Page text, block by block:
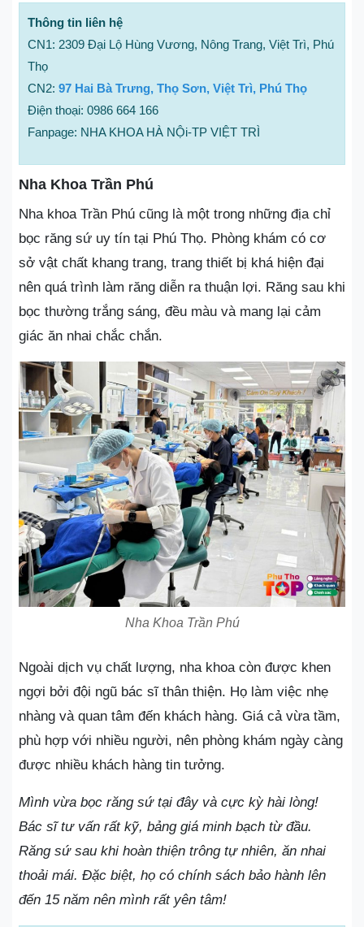
Thông tin liên hệ
CN1: 2309 Đại Lộ Hùng Vương, Nông Trang, Việt Trì, Phú
Thọ
CN2: 97 Hai Bà Trưng, Thọ Sơn, Việt Trì, Phú Thọ
Điện thoại: 0986 664 166
Fanpage: NHA KHOA HÀ NỘi-TP VIỆT TRÌ
Nha Khoa Trần Phú
Nha khoa Trần Phú cũng là một trong những địa chỉ
bọc răng sứ uy tín tại Phú Thọ. Phòng khám có cơ
sở vật chất khang trang, trang thiết bị khá hiện đại
nên quá trình làm răng diễn ra thuận lợi. Răng sau khi
bọc thường trắng sáng, đều màu và mang lại cảm
giác ăn nhai chắc chắn.
Nha Khoa Trần Phú
Ngoài dịch vụ chất lượng, nha khoa còn được khen
ngợi bởi đội ngũ bác sĩ thân thiện. Họ làm việc nhẹ
nhàng và quan tâm đến khách hàng. Giá cả vừa tầm,
phù hợp với nhiều người, nên phòng khám ngày càng
được nhiều khách hàng tin tưởng.
Mình vừa bọc răng sứ tại đây và cực kỳ hài lòng!
Bác sĩ tư vấn rất kỹ, bảng giá minh bạch từ đầu.
Răng sứ sau khi hoàn thiện trông tự nhiên, ăn nhai
thoải mái. Đặc biệt, họ có chính sách bảo hành lên
đến 15 năm nên mình rất yên tâm!